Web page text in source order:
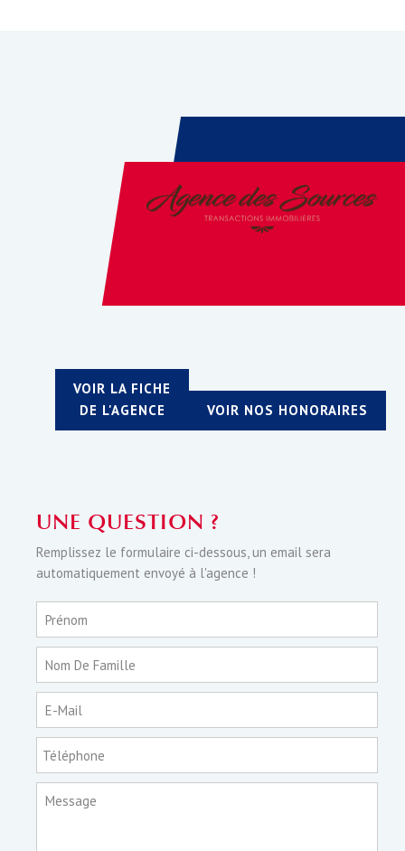
VOIR LA FICHE
DE L'AGENCE
VOIR NOS HONORAIRES
UNE QUESTION ?
Remplissez le formulaire ci-dessous, un email sera
automatiquement envoyé à l'agence !
Prénom
Nom De Famille
E-Mail
Téléphone
Message